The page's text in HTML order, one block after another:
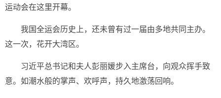
运动会在这里开幕。
我国全运会历史上，还未曾有过一届由多地共同主办。
这一次，花开大湾区。
习近平总书记和夫人彭丽媛步入主席台，向观众挥手致
意。如潮水般的掌声、欢呼声，持久地激荡回响。